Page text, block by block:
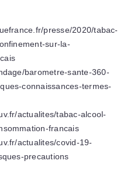
presse/2020/tabac-
sur-la-
barometre-sante-360-
connaissances-termes-
actualites/tabac-alcool-
francais
actualites/covid-19-
precautions